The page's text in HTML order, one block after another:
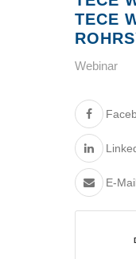
TECE
Webinar
E-